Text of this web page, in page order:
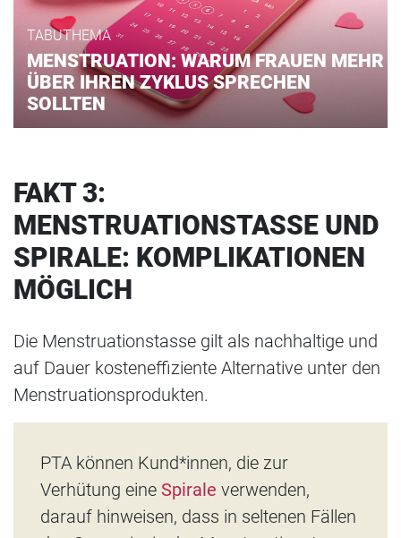
TABUTHEMA
MENSTRUATION: WARUM FRAUEN MEHR
ÜBER IHREN ZYKLUS SPRECHEN
SOLLTEN
FAKT 3:
MENSTRUATIONSTASSE UND
SPIRALE: KOMPLIKATIONEN
MÖGLICH
Die Menstruationstasse gilt als nachhaltige und
auf Dauer kosteneffiziente Alternative unter den
Menstruationsprodukten.
PTA können Kund*innen, die zur
Verhütung eine Spirale verwenden,
darauf hinweisen, dass in seltenen Fällen